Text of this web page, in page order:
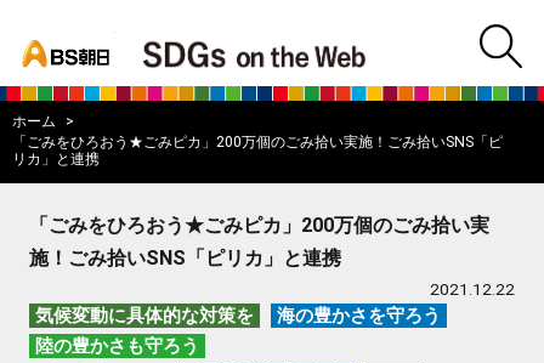
BS朝日SDGs
ホーム
「ごみをひろおう★ごみピカ」200万個のごみ拾い実施！ごみ拾いSNS「ピ
リカ」と連携
「ごみをひろおう★ごみピカ」200万個のごみ拾い実
施！ごみ拾いSNS「ピリカ」と連携
2021.12.22
気候変動に具体的な対策を
海の豊かさを守ろう
陸の豊かさも守ろう